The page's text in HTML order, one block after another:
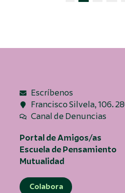
Escríbenos
Francisco Silvela, 106.
Canal de Denuncias
Portal de Amigos/as
Escuela de Pensamiento
Mutualidad
Colabora